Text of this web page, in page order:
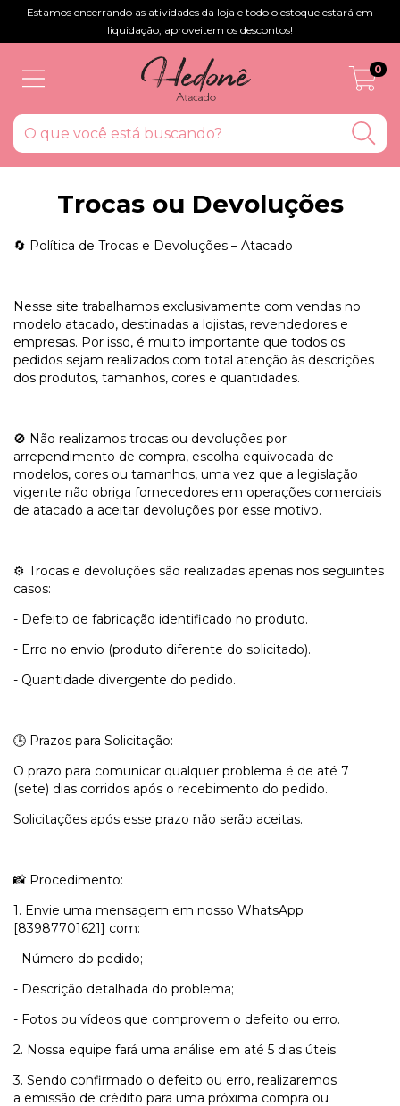
Estamos encerrando as atividades da loja e todo o estoque estará em
liquidação, aproveitem os descontos!
0
Trocas ou Devoluções
🔄 Política de Trocas e Devoluções – Atacado
Nesse site trabalhamos exclusivamente com vendas no
modelo atacado, destinadas a lojistas, revendedores e
empresas. Por isso, é muito importante que todos os
pedidos sejam realizados com total atenção às descrições
dos produtos, tamanhos, cores e quantidades.
🚫 Não realizamos trocas ou devoluções por
arrependimento de compra, escolha equivocada de
modelos, cores ou tamanhos, uma vez que a legislação
vigente não obriga fornecedores em operações comerciais
de atacado a aceitar devoluções por esse motivo.
⚙️ Trocas e devoluções são realizadas apenas nos seguintes
casos:
- Defeito de fabricação identificado no produto.
- Erro no envio (produto diferente do solicitado).
- Quantidade divergente do pedido.
🕒 Prazos para Solicitação:
O prazo para comunicar qualquer problema é de até 7
(sete) dias corridos após o recebimento do pedido.
Solicitações após esse prazo não serão aceitas.
📸 Procedimento:
1. Envie uma mensagem em nosso WhatsApp
[83987701621] com:
- Número do pedido;
- Descrição detalhada do problema;
- Fotos ou vídeos que comprovem o defeito ou erro.
2. Nossa equipe fará uma análise em até 5 dias úteis.
3. Sendo confirmado o defeito ou erro, realizaremos
a emissão de crédito para uma próxima compra ou